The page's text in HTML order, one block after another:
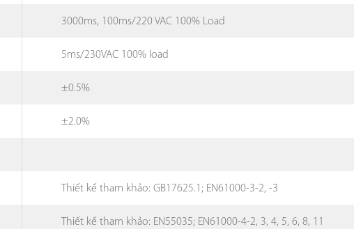
3000ms, 100ms/220 VAC 100% Load
5ms/230VAC 100% load
±0.5%
±2.0%
Thiết kế tham khảo: GB17625.1; EN61000-3-2, -3
Thiết kế tham khảo: EN55035; EN61000-4-2, 3, 4, 5, 6, 8, 11